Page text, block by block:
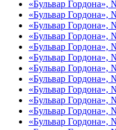
«Бульвар Гордона»,
«Бульвар Гордона»,
«Бульвар Гордона»,
«Бульвар Гордона»,
«Бульвар Гордона»,
«Бульвар Гордона»,
«Бульвар Гордона»,
«Бульвар Гордона»,
«Бульвар
«Бульвар
«Бульвар
«Бульвар